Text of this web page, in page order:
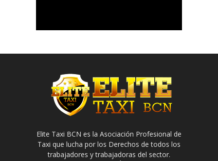
Elite Taxi BCN es la Asociación Profesional de
Taxi que lucha por los Derechos de todos los
trabajadores y trabajadoras del sector.